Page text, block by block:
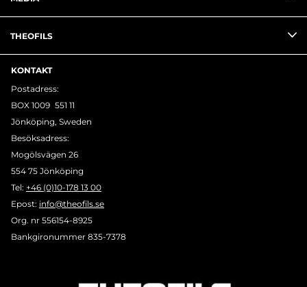
THEOFILS
KONTAKT
Postadress:
BOX 1009 551 11
Jönköping, Sweden
Besöksadress:
Mogölsvägen 26
554 75 Jönköping
Tel: +46 (0)10-178 13 00
Epost: info@theofils.se
Org. nr 556154-8925
Bankgironummer 835-7378